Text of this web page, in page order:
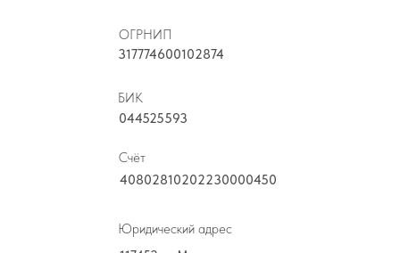
Счёт
40802810202230000450
БИК
044525593
ОГРНИП
317774600102874
Юридический адрес